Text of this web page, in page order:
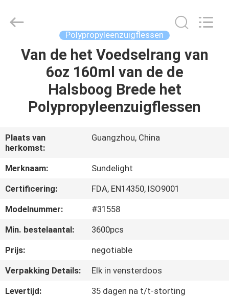
THUIS
PRODUCTEN
OVER
ONS
FABRIEKSREIS
KWALITEITSCONTROLE
CONTACTEER
ONS
Infant
products
Reserved.
Polypropyleenzuigflessen
Van de het Voedselrang van
6oz 160ml van de de
Halsboog Brede het
Polypropyleenzuigflessen
Plaats van
herkomst:
Guangzhou, China
Merknaam:
Sundelight
Certificering:
FDA, EN14350, ISO9001
Modelnummer:
#31558
Min. bestelaantal:
3600pcs
Prijs:
negotiable
Verpakking Details:
Elk in vensterdoos
Levertijd:
35 dagen na t/t-storting